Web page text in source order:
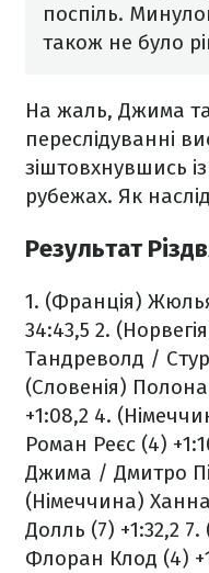
поспіль.
також не було
На жаль, Джима
переслідуванні
зіштовхнувшись
рубежах. Як
Результат
1. (Франція)
34:43,5 2.
Тандреволд /
(Словенія)
+1:08,2 4.
Роман Реєс (4)
Джима / Дмитро
(Німеччина)
Долль (7) +1:32,2 7.
Флоран Клод (4)